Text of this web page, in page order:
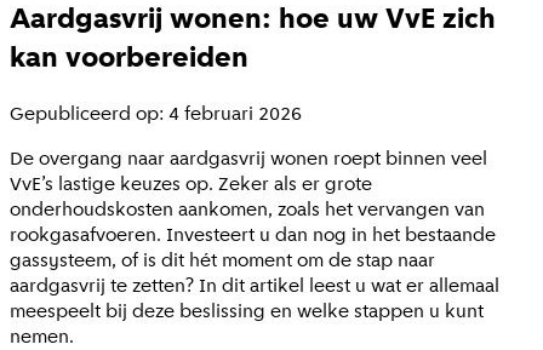
Aardgasvrij wonen: hoe uw VvE zich
kan voorbereiden
Gepubliceerd op: 4 februari 2026
De overgang naar aardgasvrij wonen roept binnen veel
VvE’s lastige keuzes op. Zeker als er grote
onderhoudskosten aankomen, zoals het vervangen van
rookgasafvoeren. Investeert u dan nog in het bestaande
gassysteem, of is dit hét moment om de stap naar
aardgasvrij te zetten? In dit artikel leest u wat er allemaal
meespeelt bij deze beslissing en welke stappen u kunt
nemen.